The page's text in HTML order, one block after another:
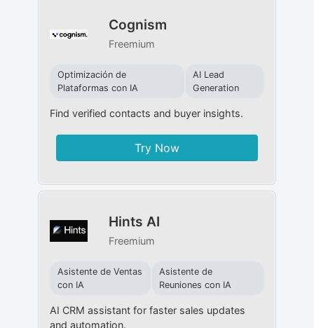
Cognism
Freemium
Optimización de
Plataformas con IA
AI Lead
Generation
Find verified contacts and buyer insights.
Try Now
Hints AI
Freemium
Asistente de Ventas
con IA
Asistente de
Reuniones con IA
AI CRM assistant for faster sales updates
and automation.